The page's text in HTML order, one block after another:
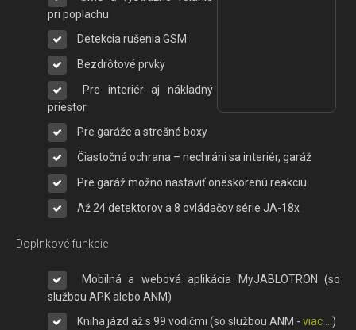
pri poplachu
Detekcia rušenia GSM
Bezdrôtové prvky
Pre interiér aj nákladný
priestor
Pre garáže a strešné boxy
Čiastočná ochrana – nechráni sa interiér, garáž
Pre garáž možno nastaviť oneskorenú reakciu
Až 24 detektorov a 8 ovládačov série JA-18x
Doplnkové funkcie
Mobilná a webová aplikácia MyJABLOTRON (so
službou APK alebo ANM)
Kniha jázd až s 99 vodičmi (so službou ANM - viac ... )